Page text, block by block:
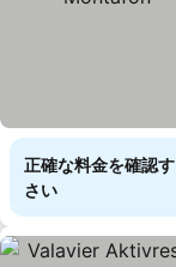
正確な料金を確認
さい